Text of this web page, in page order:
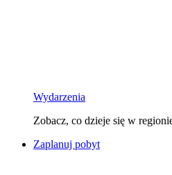
Wydarzenia
Zobacz, co dzieje się w
Zaplanuj pobyt